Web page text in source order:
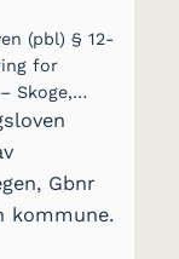
(pbl) § 12-
for
Skoge,…
Gbnr
kommune.